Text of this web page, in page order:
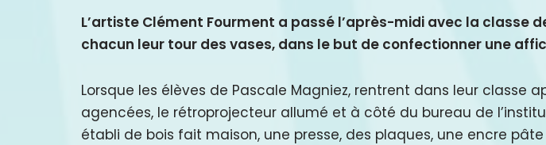
L’artiste Clément Fourment a passé l’après-midi avec la classe
chacun leur tour des vases, dans le but de confectionner une
Lorsque les élèves de Pascale Magniez, rentrent dans leur classe
agencées, le rétroprojecteur allumé et à côté du bureau de
établi de bois fait maison, une presse, des plaques, une encre